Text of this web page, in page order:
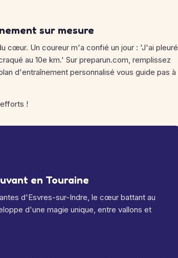
sur mesure
cœur. Un coureur m'a confié un jour : 'J'ai pleuré
au 10e km.' Sur preparun.com, remplissez
d'entraînement personnalisé vous guide pas à
!
en Touraine
d'Esvres-sur-Indre, le cœur battant au
d'une magie unique, entre vallons et